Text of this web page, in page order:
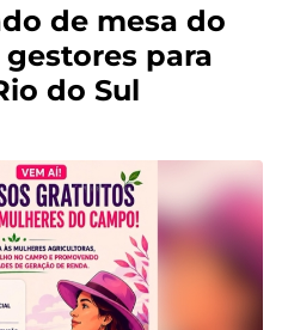
de mesa do
gestores para
do Sul